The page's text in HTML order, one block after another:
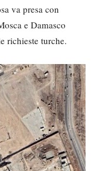
va presa con
e Damasco
richieste turche.